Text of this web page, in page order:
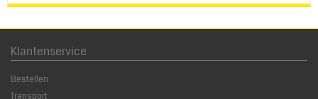
Klantenservice
Bestellen
Transport